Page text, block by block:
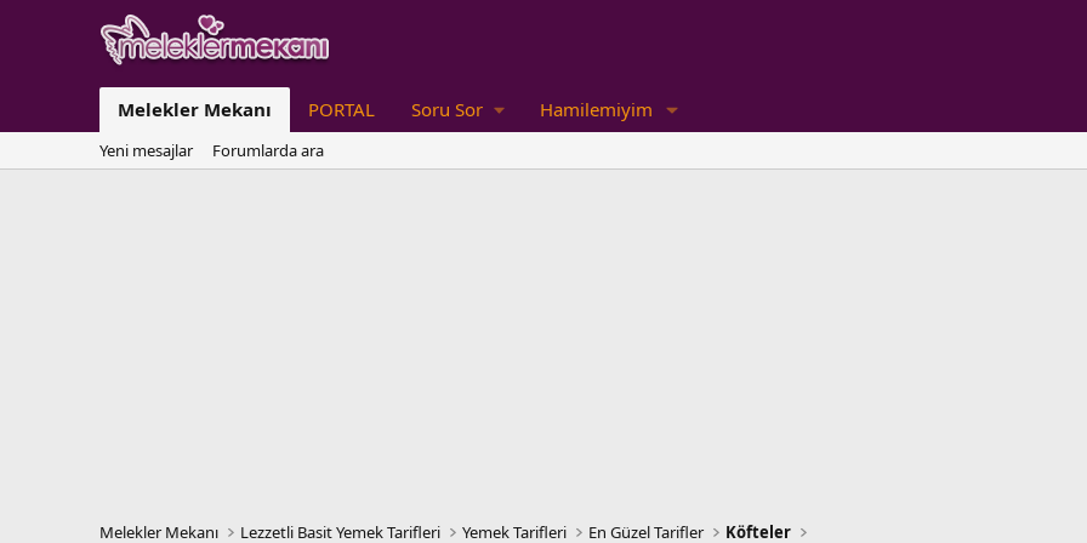
Melekler Mekanı PORTAL Soru Sor Hamilemiyim
Yeni mesajlar Forumlarda ara
Melekler Mekanı Lezzetli Basit Yemek Tarifleri Yemek Tarifleri En Güzel Tarifler Köfteler